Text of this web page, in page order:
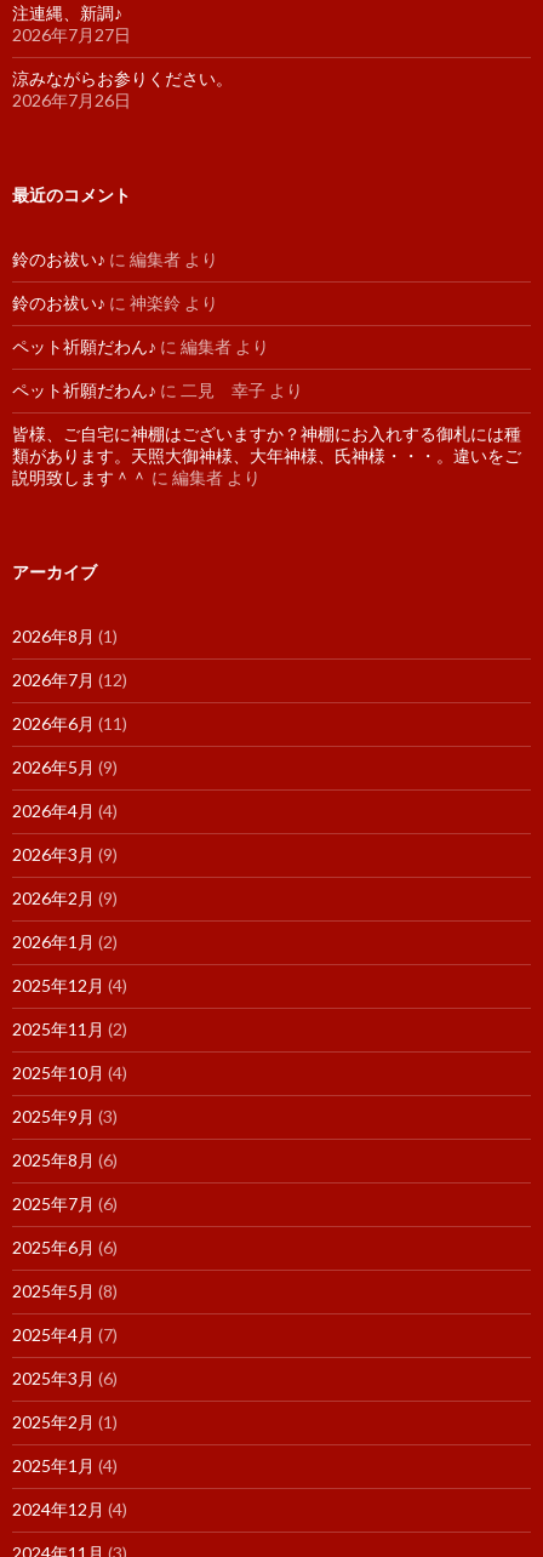
注連縄、新調♪
2026年7月27日
涼みながらお参りください。
2026年7月26日
最近のコメント
鈴のお祓い♪ に 編集者 より
鈴のお祓い♪ に 神楽鈴 より
ペット祈願だわん♪ に 編集者 より
ペット祈願だわん♪ に 二見 幸子 より
皆様、ご自宅に神棚はございますか？神棚にお入れする御札には種
類があります。天照大御神様、大年神様、氏神様・・・。違いをご
説明致します＾＾ に 編集者 より
アーカイブ
2026年8月 (1)
2026年7月 (12)
2026年6月 (11)
2026年5月 (9)
2026年4月 (4)
2026年3月 (9)
2026年2月 (9)
2026年1月 (2)
2025年12月 (4)
2025年11月 (2)
2025年10月 (4)
2025年9月 (3)
2025年8月 (6)
2025年7月 (6)
2025年6月 (6)
2025年5月 (8)
2025年4月 (7)
2025年3月 (6)
2025年2月 (1)
2025年1月 (4)
2024年12月 (4)